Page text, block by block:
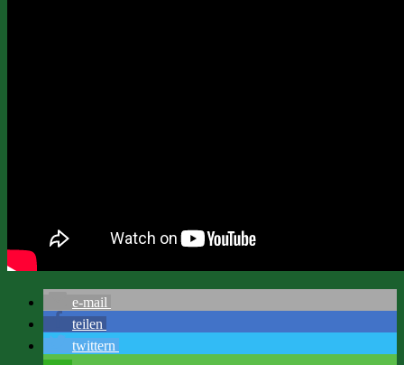
e-mail
teilen
twittern